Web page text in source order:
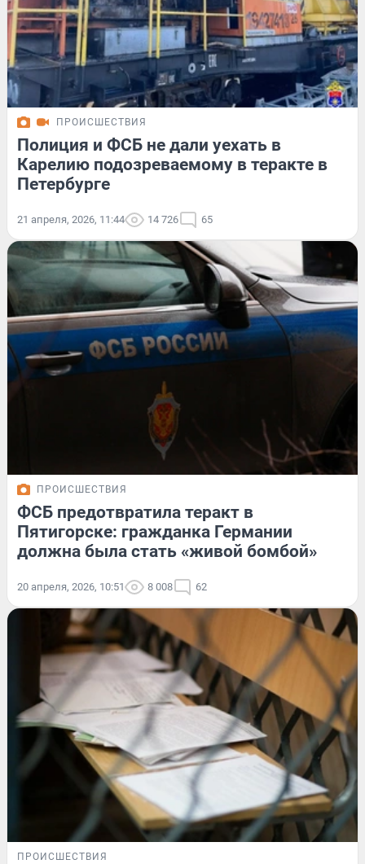
ПРОИСШЕСТВИЯ
Полиция и ФСБ не дали уехать в
Карелию подозреваемому в теракте в
Петербурге
21 апреля, 2026, 11:44 14 726 65
ПРОИСШЕСТВИЯ
ФСБ предотвратила теракт в
Пятигорске: гражданка Германии
должна была стать «живой бомбой»
20 апреля, 2026, 10:51 8 008 62
ПРОИСШЕСТВИЯ